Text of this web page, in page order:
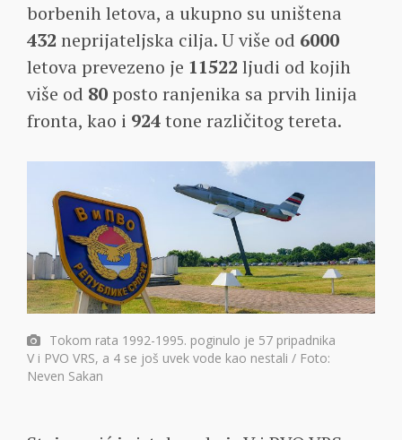
borbenih letova, a ukupno su uništena
432 neprijateljska cilja. U više od 6000
letova prevezeno je 11522 ljudi od kojih
više od 80 posto ranjenika sa prvih linija
fronta, kao i 924tone različitog tereta.
Tokom rata 1992-1995. poginulo je 57 pripadnika
V i PVO VRS, a 4 se još uvek vode kao nestali / Foto:
Neven Sakan